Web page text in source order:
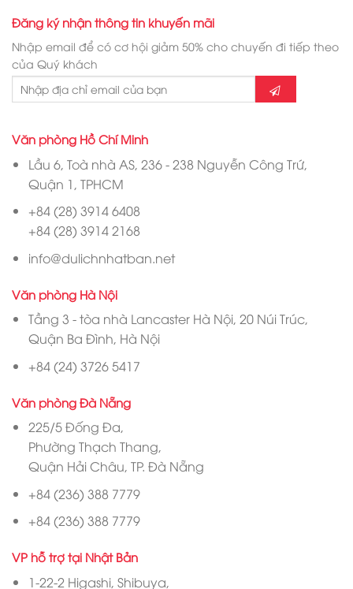
Đăng ký nhận thông tin khuyến mãi
Nhập email để có cơ hội giảm 50% cho chuyến đi tiếp theo
của Quý khách
Văn phòng Hồ Chí Minh
Lầu 6, Toà nhà AS, 236 - 238 Nguyễn Công Trứ,
Quận 1, TPHCM
+84 (28) 3914 6408
+84 (28) 3914 2168
info@dulichnhatban.net
Văn phòng Hà Nội
Tầng 3 - tòa nhà Lancaster Hà Nội, 20 Núi Trúc,
Quận Ba Đình, Hà Nội
+84 (24) 3726 5417
Văn phòng Đà Nẵng
225/5 Đống Đa,
Phường Thạch Thang,
Quận Hải Châu, TP. Đà Nẵng
+84 (236) 388 7779
+84 (236) 388 7779
VP hỗ trợ tại Nhật Bản
1-22-2 Higashi, Shibuya,